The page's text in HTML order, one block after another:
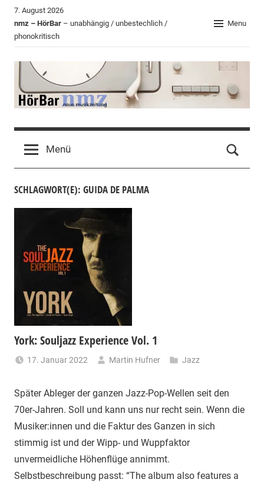
Zum
Inhalt
springen
7. August 2026
nmz – HörBar – unabhängig / unbestechlich /
phonokritisch
Menu
HörBar
der
nmz
Menü
SCHLAGWORT(E): GUIDA DE PALMA
York: Souljazz Experience Vol. 1
17. Januar 2022 Martin Hufner Jazz
Später Ableger der ganzen Jazz-Pop-Wellen seit den
70er-Jahren. Soll und kann uns nur recht sein. Wenn die
Musiker:innen und die Faktur des Ganzen in sich
stimmig ist und der Wipp- und Wuppfaktor
unvermeidliche Höhenflüge annimmt.
Selbstbeschreibung passt: “The album also features a